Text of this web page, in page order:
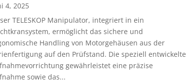
4, 2025
TELESKOP Manipulator, integriert in ein
ermöglicht das sichere und
Handling von Motorgehäusen aus der
auf den Prüfstand. Die speziell entwickelte
gewährleistet eine präzise
sowie das...